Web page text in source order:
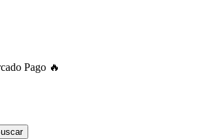
Pago 🔥